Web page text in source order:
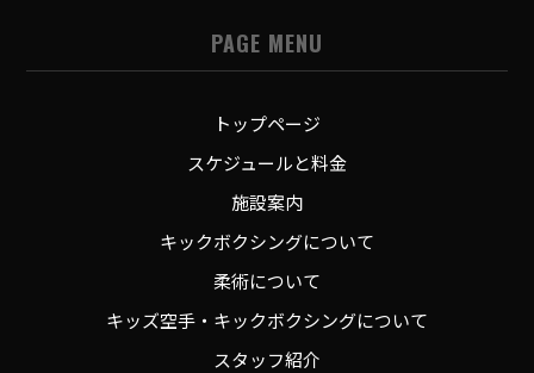
PAGE MENU
トップページ
スケジュールと料金
施設案内
キックボクシングについて
柔術について
キッズ空手・キックボクシングについて
スタッフ紹介